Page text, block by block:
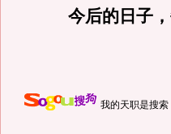
今后的日子，
我的天职是搜索